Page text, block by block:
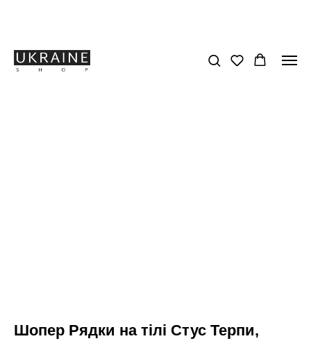
Шопер Рядки на тілі Стус Терпи,